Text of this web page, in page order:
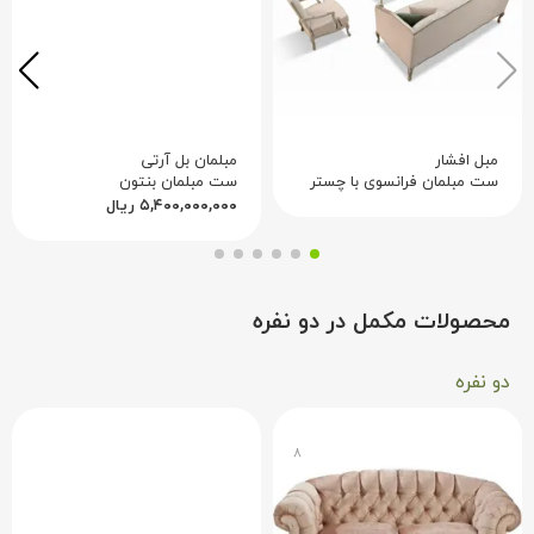
عسلی با پایه برنجی همراه کرد تا فضایی گرم و دنج برای
مطالعه یا تأمل خلق شود. در آپارتمان‌های کوچک، این مبل
جریان باز پلان را حفظ کرده اما ناحیه‌ نشیمن را تعریف
مناسب برای خانه‌هایی که از ترکیب سبک‌ها استقبال
می‌کنند. اگر از مبل‌های حجیم و غول‌آسا خسته‌اید، این مدل
راحتی مشابه را در قالب جمع‌وجور و هوشمندانه ارائه
مبل افشار
ست مبلمان فرانسوی با چستر
مبلمان بل آرتی
ست مبلمان بنتون
۵,۴۰۰,۰۰۰,۰۰۰ ریال
محصولات مکمل در دو نفره
دو نفره
۸